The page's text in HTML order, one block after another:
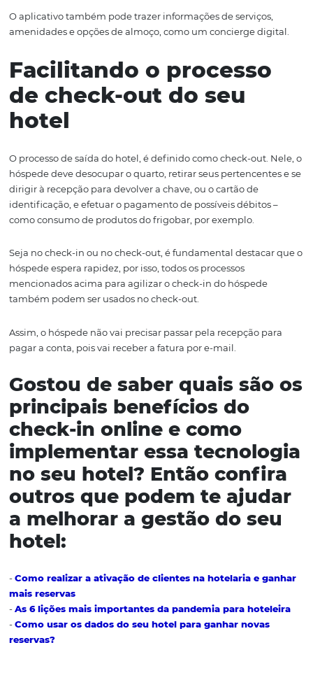
4. Quiosques de Check-in
hotel
Alguns hotéis também utilizam terminais de check-in
hóspede pule todas as etapas tradicionais de check-in
Com a adoção da tecnologia, que funciona com
, o processo de check-in é completado em
identidade, tirar uma foto e adicionar as informações
no terminal.
Depois de passar por todas essas etapas, sua reserva é
no sistema do hotel e o terminal automaticamente
uma chave em formato de cartão.
5. Aplicativos mobile
Uma tendência tecnológica para hotéisé o uso de
mobile para agilizar a entrada do hóspede, o check-in
normalmente utilizados por grandes redes hoteleiras.
Além disso, muitas empresas hoteleiras também
hóspede escolher o próprio quarto dentro da mesma
Por exemplo, o viajante pode optar por uma vista para
gratuito.
O aplicativo também pode trazer informações de
amenidades e opções de almoço, como um concierge